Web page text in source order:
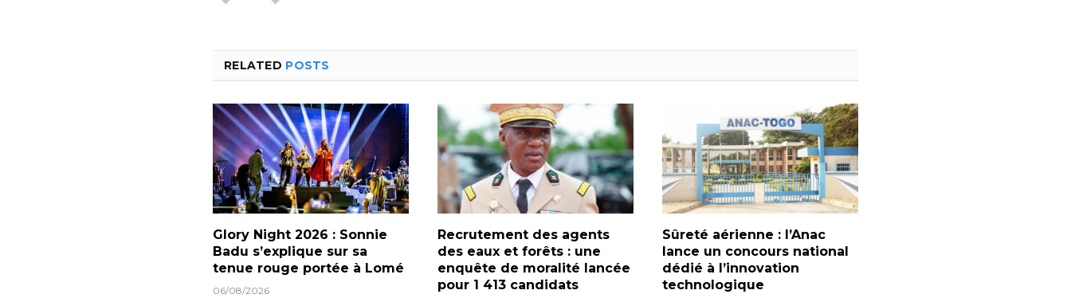
RELATED POSTS
Glory Night 2026 : Sonnie
Badu s’explique sur sa
tenue rouge portée à Lomé
06/08/2026
Recrutement des agents
des eaux et forêts : une
enquête de moralité lancée
pour 1 413 candidats
Sûreté aérienne : l’Anac
lance un concours national
dédié à l’innovation
technologique